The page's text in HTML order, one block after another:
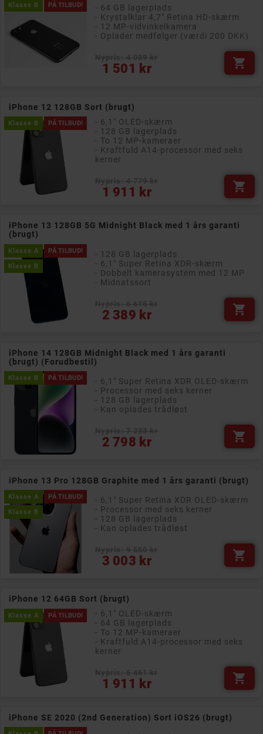
PÅ TILBUD!
Klasse B
- 64 GB lagerplads
- Krystalklar 4,7" Retina HD-skærm
- 12 MP-vidvinkelkamera
- Oplader medfølger (værdi 200 DKK)
1 501 kr
Pris 
iPhone 12 128GB Sort (brugt)
PÅ TILBUD!
Klasse B
- 6,1" OLED-skærm
- 128 GB lagerplads
- To 12 MP-kameraer
- Kraftfuld A14-processor med seks
kerner
1 911 kr
Pris 
iPhone 13 128GB 5G Midnight Black med 1 års garanti
(brugt)
PÅ TILBUD!
Klasse A
Klasse B
- 128 GB lagerplads
- 6,1" Super Retina XDR-skærm
- Dobbelt kamerasystem med 12 MP
- Midnatssort
2 389 kr
Pris 
iPhone 14 128GB Midnight Black med 1 års garanti
(brugt) (Forudbestil)
PÅ TILBUD!
Klasse B
- 6,1" Super Retina XDR OLED-skærm
- Processor med seks kerner
- 128 GB lagerplads
- Kan oplades trådløst
2 798 kr
Pris 
iPhone 13 Pro 128GB Graphite med 1 års garanti (brugt)
PÅ TILBUD!
Klasse A
Klasse B
- 6,1" Super Retina XDR OLED-skærm
- Processor med seks kerner
- 128 GB lagerplads
- Kan oplades trådløst
3 003 kr
Pris 
iPhone 12 64GB Sort (brugt)
PÅ TILBUD!
Klasse A
- 6,1" OLED-skærm
- 64 GB lagerplads
- To 12 MP-kameraer
- Kraftfuld A14-processor med seks
kerner
1 911 kr
Pris 
iPhone SE 2020 (2nd Generation) Sort iOS26 (brugt)